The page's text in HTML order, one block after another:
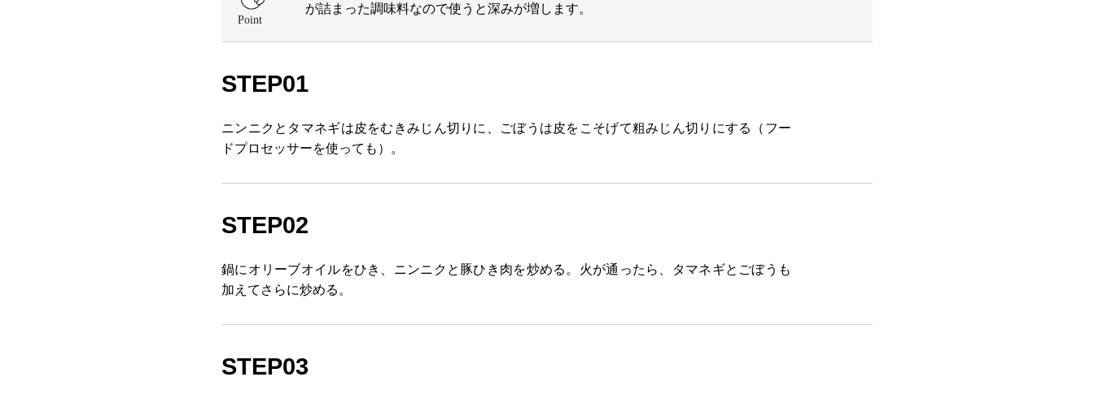
が詰まった調味料なので使うと深みが増します。
STEP01
ニンニクとタマネギは皮をむきみじん切りに、ごぼうは皮をこそげて粗みじん切りにする（フー
ドプロセッサーを使っても）。
STEP02
鍋にオリーブオイルをひき、ニンニクと豚ひき肉を炒める。火が通ったら、タマネギとごぼうも
加えてさらに炒める。
STEP03